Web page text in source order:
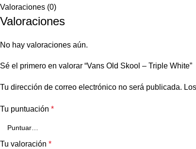
Valoraciones (0)
Valoraciones
No hay valoraciones aún.
Sé el primero en valorar “Vans Old Skool – Triple White”
Tu dirección de correo electrónico no será publicada.
Tu puntuación *
Tu valoración *